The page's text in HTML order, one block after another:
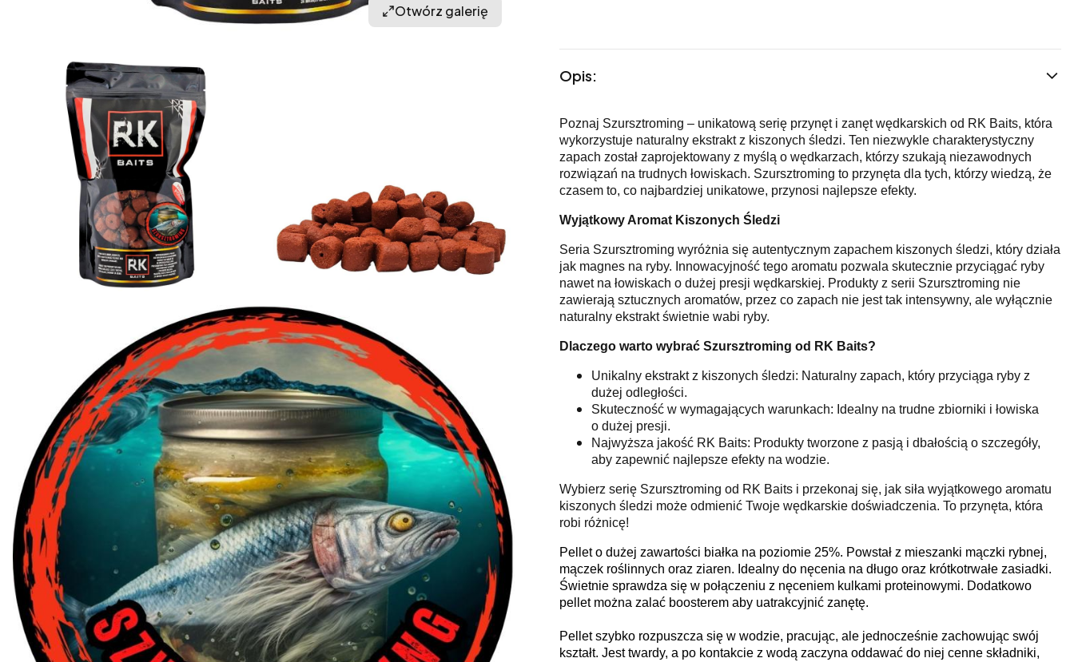
Otwórz galerię
Opis:
Poznaj Szursztroming – unikatową serię przynęt i zanęt wędkarskich od RK Baits, która
wykorzystuje naturalny ekstrakt z kiszonych śledzi. Ten niezwykle charakterystyczny
zapach został zaprojektowany z myślą o wędkarzach, którzy szukają niezawodnych
rozwiązań na trudnych łowiskach. Szursztroming to przynęta dla tych, którzy wiedzą, że
czasem to, co najbardziej unikatowe, przynosi najlepsze efekty.
Wyjątkowy Aromat Kiszonych Śledzi
Seria Szursztroming wyróżnia się autentycznym zapachem kiszonych śledzi, który działa
jak magnes na ryby. Innowacyjność tego aromatu pozwala skutecznie przyciągać ryby
nawet na łowiskach o dużej presji wędkarskiej. Produkty z serii Szursztroming nie
zawierają sztucznych aromatów, przez co zapach nie jest tak intensywny, ale wyłącznie
naturalny ekstrakt świetnie wabi ryby.
Dlaczego warto wybrać Szursztroming od RK Baits?
Unikalny ekstrakt z kiszonych śledzi: Naturalny zapach, który przyciąga ryby z
dużej odległości.
Skuteczność w wymagających warunkach: Idealny na trudne zbiorniki i łowiska
o dużej presji.
Najwyższa jakość RK Baits: Produkty tworzone z pasją i dbałością o szczegóły,
aby zapewnić najlepsze efekty na wodzie.
Wybierz serię Szursztroming od RK Baits i przekonaj się, jak siła wyjątkowego aromatu
kiszonych śledzi może odmienić Twoje wędkarskie doświadczenia. To przynęta, która
robi różnicę!
Pellet o dużej zawartości białka na poziomie 25%. Powstał z mieszanki mączki rybnej,
mączek roślinnych oraz ziaren. Idealny do nęcenia na długo oraz krótkotrwałe zasiadki.
Świetnie sprawdza się w połączeniu z nęceniem kulkami proteinowymi. Dodatkowo
pellet można zalać boosterem aby uatrakcyjnić zanętę.
Pellet szybko rozpuszcza się w wodzie, pracując, ale jednocześnie zachowując swój
kształt. Jest twardy, a po kontakcie z wodą zaczyna oddawać do niej cenne składniki,